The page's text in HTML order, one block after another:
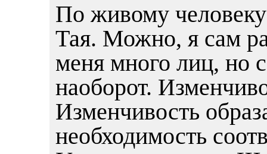
По живому
Тая. Можно, я сам
меня много лиц, но
наоборот.
Изменчивость
необходимость